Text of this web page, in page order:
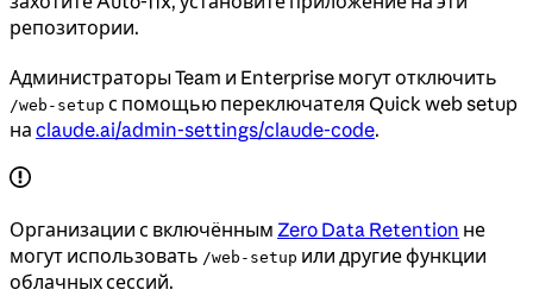
репозитории.
Администраторы Team и Enterprise могут отключить
/web-setup с помощью переключателя Quick web setup
на claude.ai/admin-settings/claude-code.
Организации с включённым Zero Data Retention не
могут использовать /web-setup или другие функции
облачных сессий.